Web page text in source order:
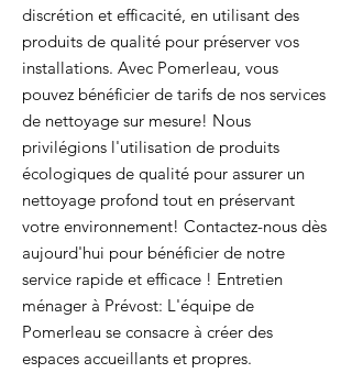
discrétion et efficacité, en utilisant des
produits de qualité pour préserver vos
installations. Avec Pomerleau, vous
pouvez bénéficier de tarifs de nos services
de nettoyage sur mesure! Nous
privilégions l'utilisation de produits
écologiques de qualité pour assurer un
nettoyage profond tout en préservant
votre environnement! Contactez-nous dès
aujourd'hui pour bénéficier de notre
service rapide et efficace ! Entretien
ménager à Prévost: L'équipe de
Pomerleau se consacre à créer des
espaces accueillants et propres.